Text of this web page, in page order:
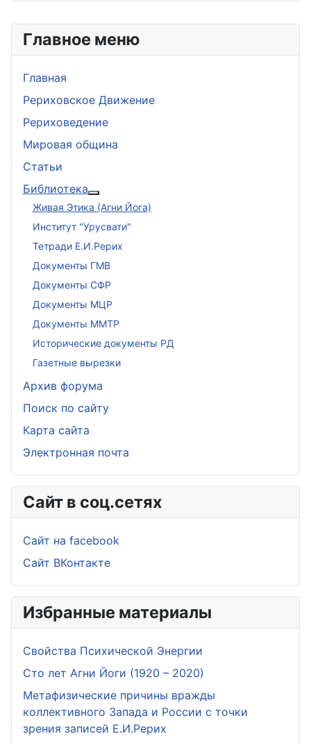
Главное меню
Главная
Рериховское Движение
Рериховедение
Мировая община
Статьи
Библиотека
Подробнее: Библиотека
Живая Этика (Агни Йога)
Институт "Урусвати"
Тетради Е.И.Рерих
Документы ГМВ
Документы СФР
Документы МЦР
Документы ММТР
Исторические документы РД
Газетные вырезки
Архив форума
Поиск по сайту
Карта сайта
Электронная почта
Сайт в соц.сетях
Сайт на facebook
Сайт ВКонтакте
Избранные материалы
Свойства Психической Энергии
Сто лет Агни Йоги (1920 – 2020)
Метафизические причины вражды
коллективного Запада и России с точки
зрения записей Е.И.Рерих